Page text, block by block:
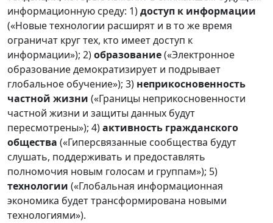
информационную среду: 1)доступ к информации
(«Новые технологии расширят и в то же время
ограничат круг тех, кто имеет доступ к
информации»); 2)образование(«Электронное
образование демократизирует и подрывает
глобальное обучение»); 3) неприкосновенность
частной жизни («Границы неприкосновенности
частной жизни и защиты данных будут
пересмотрены»); 4)активность гражданского
общества («Гиперсвязанные сообщества будут
слушать, поддерживать и предоставлять
полномочия новым голосам и группам»); 5)
технологии («Глобальная информационная
экономика будет трансформирована новыми
технологиями»).